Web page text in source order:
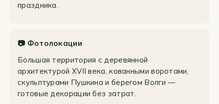
праздника.
📷 Фотолокации
Большая территория с деревянной
архитектурой XVII века, кованными воротами,
скульптурами Пушкина и берегом Волги —
готовые декорации без затрат.